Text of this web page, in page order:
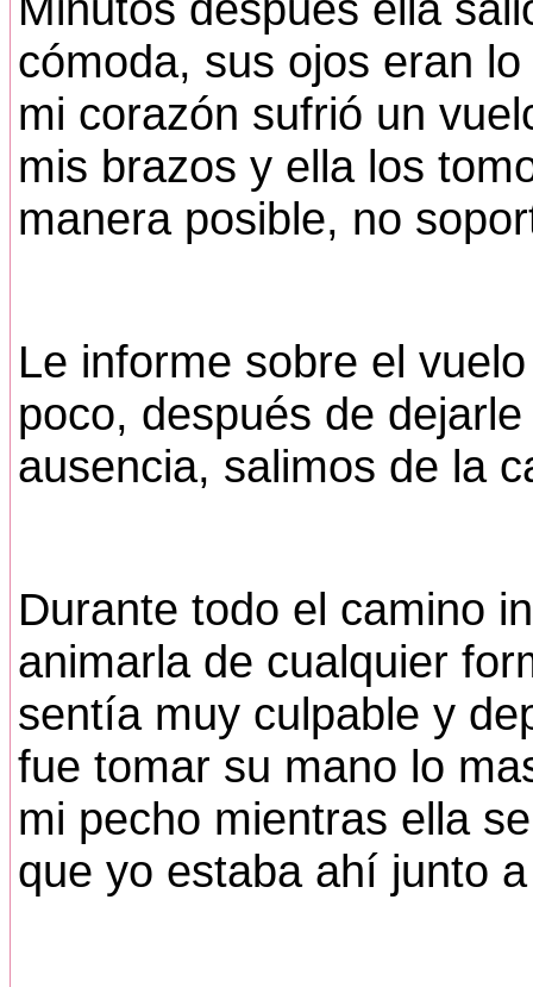
cómoda, sus ojos eran
mi corazón sufrió un
mis brazos y ella los
manera posible, no
Le informe sobre el
poco, después de
ausencia, salimos de la
Durante todo el camino
animarla de cualquier
sentía muy culpable y
fue tomar su mano lo
mi pecho mientras ella
que yo estaba ahí junto